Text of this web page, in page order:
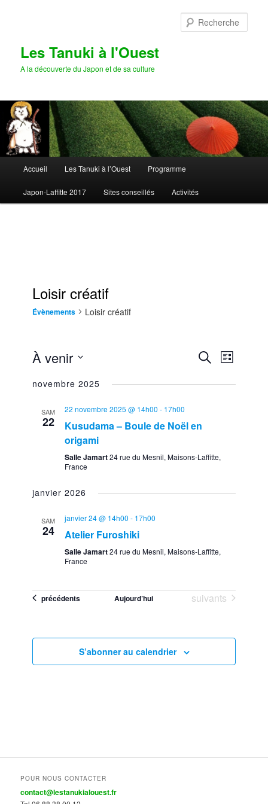
Les Tanuki à l'Ouest
A la découverte du Japon et de sa culture
principal
Accueil Les Tanuki à l’Ouest Programme
Japon-Laffitte 2017 Sites conseillés Activités
Loisir créatif
Évènements Loisir créatif
Recherche
Recherche
VUES
Liste
À venir
une
novembre 2025
SAM
22
22 novembre 2025 @ 14h00 - 17h00
Kusudama – Boule de Noël en
origami
Salle Jamart24 rue du Mesnil, Maisons-Laffitte,
France
janvier 2026
SAM
24
janvier 24 @ 14h00 - 17h00
Atelier Furoshiki
Salle Jamart24 rue du Mesnil, Maisons-Laffitte,
France
Évènements
précédents Aujourd’hui Évènements
suivants
S’abonner au calendrier
POUR NOUS CONTACTER
contact@lestanukialouest.fr